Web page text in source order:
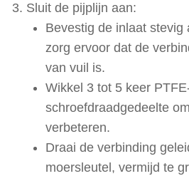
Sluit de pijplijn aan:
Bevestig de inlaat stevig
zorg ervoor dat de
van vuil is.
Wikkel 3 tot 5 keer
schroefdraadgedeelte
verbeteren.
Draai de verbinding
moersleutel, vermijd te